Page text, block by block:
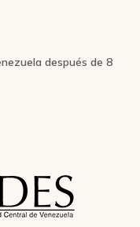
después de 8